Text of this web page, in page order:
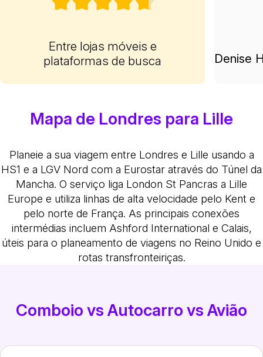
Entre lojas móveis e
plataformas de busca
Denise
Mapa de Londres para Lille
Planeie a sua viagem entre Londres e Lille usando a
HS1 e a LGV Nord com a Eurostar através do Túnel da
Mancha. O serviço liga London St Pancras a Lille
Europe e utiliza linhas de alta velocidade pelo Kent e
pelo norte de França. As principais conexões
intermédias incluem Ashford International e Calais,
úteis para o planeamento de viagens no Reino Unido e
rotas transfronteiriças.
Comboio vs Autocarro vs Avião